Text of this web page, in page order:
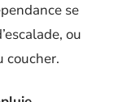
se
ou
coucher.